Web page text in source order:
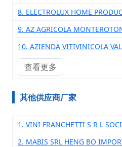
8. ELECTROLUX HOME
9. AZ AGRICOLA
10. AZIENDA VITIVINICOLA
查看更多
其他供应商厂家
1. VINI FRANCHETTI S R L
2. MABIS SRL HENG BO